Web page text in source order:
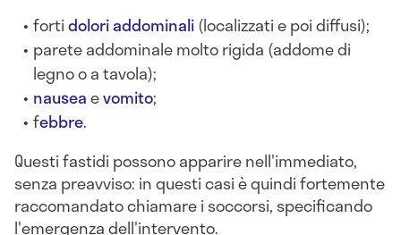
fortidolori addominali(localizzati e poi diffusi);
parete addominale molto rigida (addome di
legno o a tavola);
nauseaevomito;
febbre.
Questi fastidi possono apparire nell'immediato,
senza preavviso: in questi casi è quindi fortemente
raccomandato chiamare i soccorsi, specificando
l'emergenza dell'intervento.